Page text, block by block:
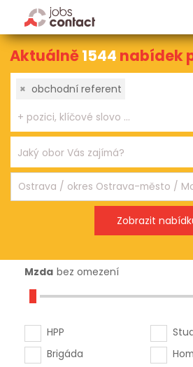
Aktuálně1544 nabídek
× obchodní referent
Mzda bez omezení
HPP
Brigáda